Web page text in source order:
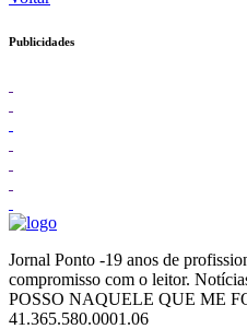
Publicidades
Jornal Ponto -19 anos de
compromisso com o leitor.
POSSO NAQUELE QUE ME
41.365.580.0001.06